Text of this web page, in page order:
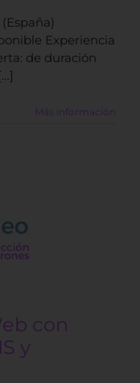
Experiencia
de duración
Más información
con
y